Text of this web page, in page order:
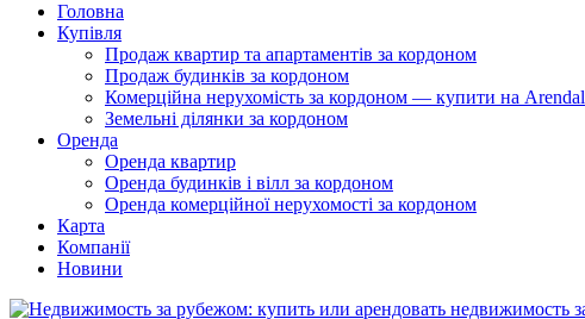
Головна
Купівля
Продаж квартир та апартаментів за кордоном
Продаж будинків за кордоном
Комерційна нерухомість за кордоном — купити на Arendal
Земельні ділянки за кордоном
Оренда
Оренда квартир
Оренда будинків і вілл за кордоном
Оренда комерційної нерухомості за кордоном
Карта
Компанії
Новини